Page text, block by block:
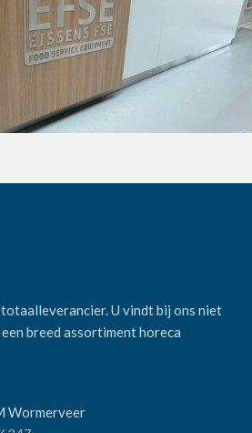
totaalleverancier. U vindt bij ons niet
breed assortiment horeca
Wormerveer